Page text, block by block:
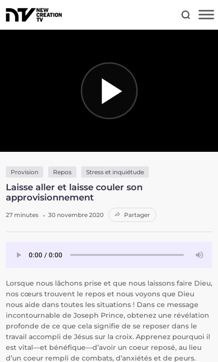
Provision Repos Stress et inquiétude
Laisse aller et laisse couler son
approvisionnement
27 minutes 30 novembre 2020 Partager
Lorsque nous lâchons prise et que nous laissons faire Dieu,
nos cœurs trouvent le repos et nous voyons que Dieu
nous aide dans toutes les situations ! Dans ce message
incontournable de Joseph Prince, obtenez une révélation
profonde de ce que cela signifie de se reposer dans le
travail accompli de Jésus sur la croix. Apprenez pourquoi il
est vital—et bénéfique—d’avoir un coeur reposé, au lieu
d’un coeur rempli de combats, d’anxiétés et de peurs.